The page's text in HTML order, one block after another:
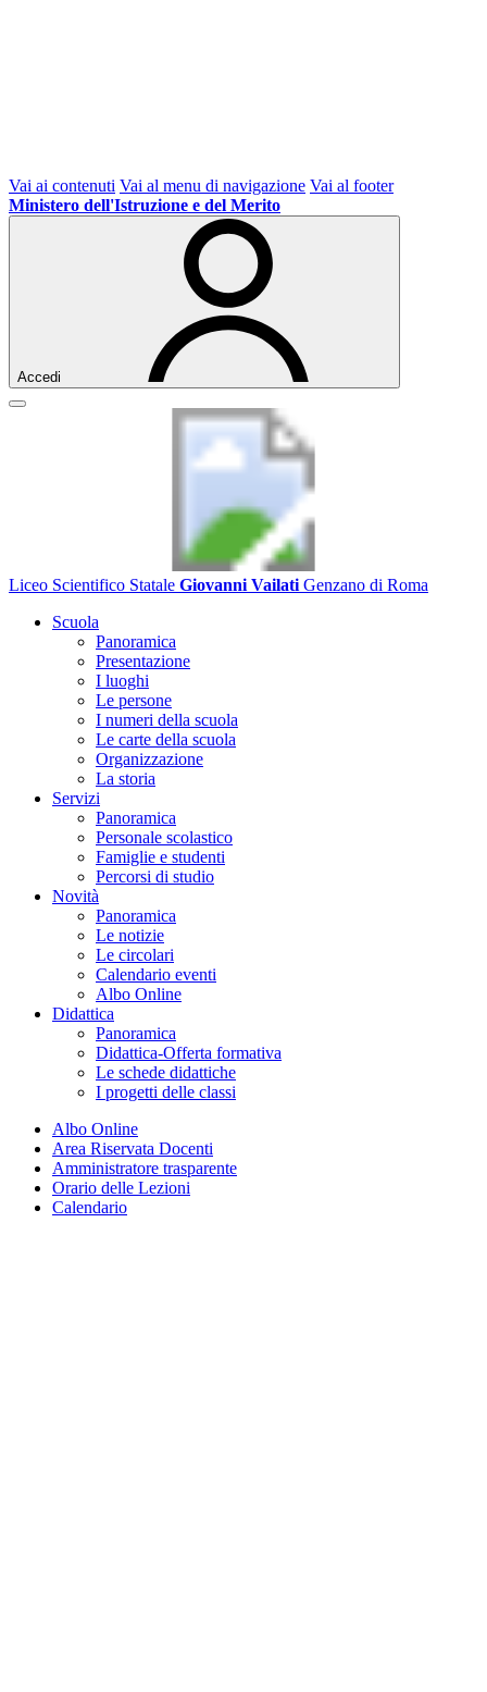
Vai ai contenuti Vai al menu di navigazione Vai al footer
Ministero dell'Istruzione e del Merito
Accedi
Liceo Scientifico Statale Giovanni Vailati Genzano di Roma
Scuola
Panoramica
Presentazione
I luoghi
Le persone
I numeri della scuola
Le carte della scuola
Organizzazione
La storia
Servizi
Panoramica
Personale scolastico
Famiglie e studenti
Percorsi di studio
Novità
Panoramica
Le notizie
Le circolari
Calendario eventi
Albo Online
Didattica
Panoramica
Didattica-Offerta formativa
Le schede didattiche
I progetti delle classi
Albo Online
Area Riservata Docenti
Amministratore trasparente
Orario delle Lezioni
Calendario